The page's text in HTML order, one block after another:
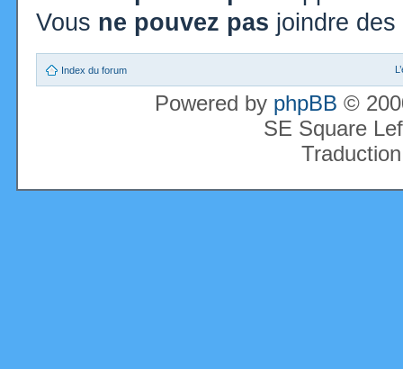
Vous ne pouvez pas joindre
Index du forum
Powered by phpBB ©
SE Square